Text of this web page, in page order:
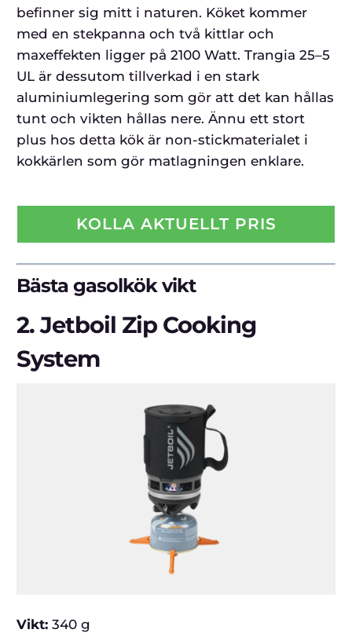
befinner sig mitt i naturen. Köket kommer
med en stekpanna och två kittlar och
maxeffekten ligger på 2100 Watt. Trangia 25–5
UL är dessutom tillverkad i en stark
aluminiumlegering som gör att det kan hållas
tunt och vikten hållas nere. Ännu ett stort
plus hos detta kök är non-stickmaterialet i
kokkärlen som gör matlagningen enklare.
KOLLA AKTUELLT PRIS
Bästa gasolkök vikt
2.Jetboil Zip Cooking
System
Vikt:340 g